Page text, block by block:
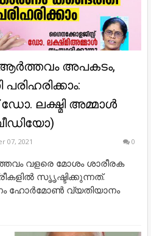
ആർത്തവം അപകടം,
ലക്ഷ്മി അമ്മാൾ
07, 2021 0
വളരെ മോശം ശാരീരക
സൃൃഷ്ടിക്കുന്നത്.
ഹോര്‍മോണ്‍ വ്യതിയാനം